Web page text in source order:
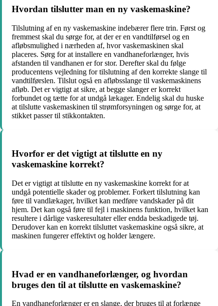
Hvordan tilslutter man en ny vaskemaskine?
Tilslutning af en ny vaskemaskine indebærer flere trin. Først og
fremmest skal du sørge for, at der er en vandtilførsel og en
afløbsmulighed i nærheden af, hvor vaskemaskinen skal
placeres. Sørg for at installere en vandhaneforlænger, hvis
afstanden til vandhanen er for stor. Derefter skal du følge
producentens vejledning for tilslutning af den korrekte slange til
vandtilførslen. Tilslut også en afløbsslange til vaskemaskinens
afløb. Det er vigtigt at sikre, at begge slanger er korrekt
forbundet og tætte for at undgå lækager. Endelig skal du huske
at tilslutte vaskemaskinen til strømforsyningen og sørge for, at
stikket passer til stikkontakten.
Hvorfor er det vigtigt at tilslutte en ny
vaskemaskine korrekt?
Det er vigtigt at tilslutte en ny vaskemaskine korrekt for at
undgå potentielle skader og problemer. Forkert tilslutning kan
føre til vandlækager, hvilket kan medføre vandskader på dit
hjem. Det kan også føre til fejl i maskinens funktion, hvilket kan
resultere i dårlige vaskeresultater eller endda beskadigede tøj.
Derudover kan en korrekt tilsluttet vaskemaskine også sikre, at
maskinen fungerer effektivt og holder længere.
Hvad er en vandhaneforlænger, og hvordan
bruges den til at tilslutte en vaskemaskine?
En vandhaneforlænger er en slange, der bruges til at forlænge